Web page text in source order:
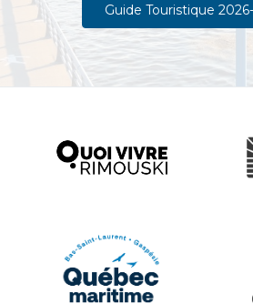
Guide Touristique